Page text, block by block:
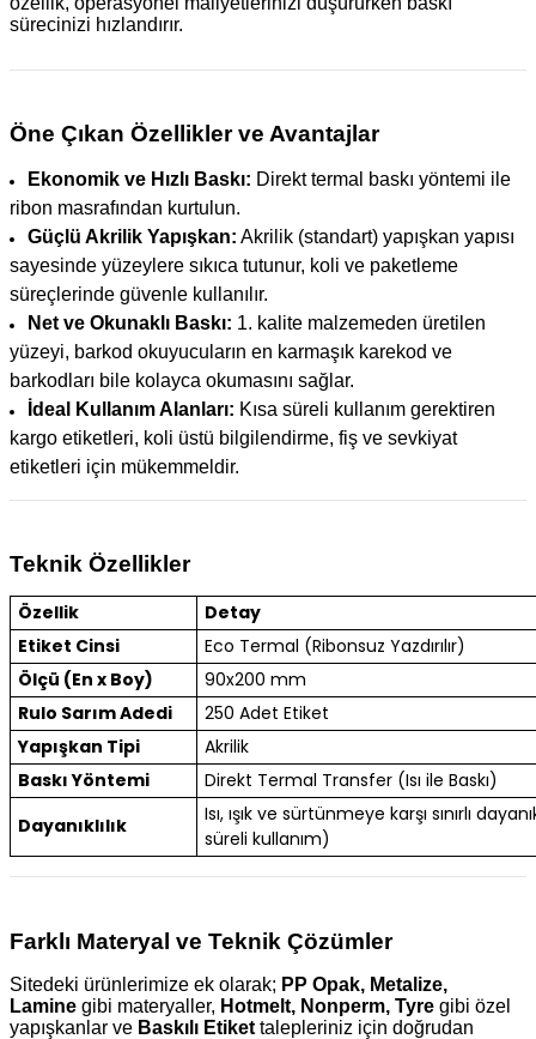
sürecinizi hızlandırır.
Öne Çıkan Özellikler ve Avantajlar
Ekonomik ve Hızlı Baskı: Direkt termal baskı yöntemi ile
ribon masrafından kurtulun.
Güçlü Akrilik Yapışkan: Akrilik (standart) yapışkan yapısı
sayesinde yüzeylere sıkıca tutunur, koli ve paketleme
süreçlerinde güvenle kullanılır.
Net ve Okunaklı Baskı: 1. kalite malzemeden üretilen
yüzeyi, barkod okuyucuların en karmaşık karekod ve
barkodları bile kolayca okumasını sağlar.
İdeal Kullanım Alanları: Kısa süreli kullanım gerektiren
kargo etiketleri, koli üstü bilgilendirme, fiş ve sevkiyat
etiketleri için mükemmeldir.
Teknik Özellikler
Özellik
Detay
Etiket Cinsi
Eco Termal (Ribonsuz Yazdırılır)
Ölçü (En x Boy)
90x200 mm
Rulo Sarım Adedi
250 Adet Etiket
Yapışkan Tipi
Akrilik
Baskı Yöntemi
Direkt Termal Transfer (Isı ile Baskı)
Dayanıklılık
Isı, ışık ve sürtünmeye karşı sınırlı
süreli kullanım)
Farklı Materyal ve Teknik Çözümler
Sitedeki ürünlerimize ek olarak; PP Opak, Metalize,
Lamine gibi materyaller, Hotmelt, Nonperm, Tyre gibi özel
yapışkanlar ve Baskılı Etiket talepleriniz için doğrudan